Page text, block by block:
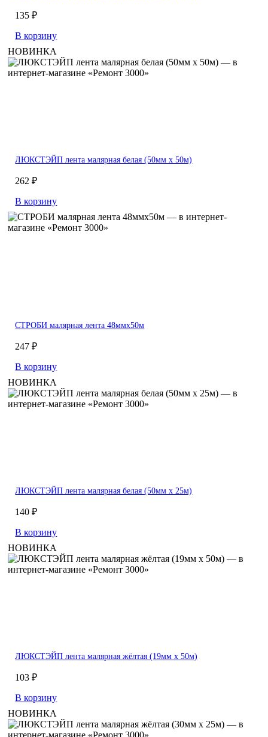
135 ₽
В корзину
НОВИНКА
ЛЮКСТЭЙП лента малярная белая (50мм х 50м)
262 ₽
В корзину
СТРОБИ малярная лента 48ммх50м
247 ₽
В корзину
НОВИНКА
ЛЮКСТЭЙП лента малярная белая (50мм х 25м)
140 ₽
В корзину
НОВИНКА
ЛЮКСТЭЙП лента малярная жёлтая (19мм х 50м)
103 ₽
В корзину
НОВИНКА